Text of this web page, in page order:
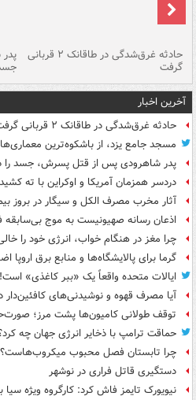
حادثه غرق‌شدگی در طاقانک ۲ قربانی
گرفت
آخرین اخبار
حادثه غرق‌شدگی در طاقانک ۲ قربانی گرفت
مسجد جامع یزد، از باشکوه‌ترین
پدر شاهرودی پس از قتل پسرش، جسد را
دردسر همزمان آمریکا و اوکراین با ته
آثار مخرب مصرف الکل و سیگار در بروز
اذعان رسانه صهیونیست به موج بی‌سابقه
چرا مغز در هنگام خواب، انرژی خود را
گرما برای پالایشگاه‌ها و منابع برق اروپا
ایالات متحده واقعاً یک «ببر کاغذی» است!
آیا مصرف قهوه و نوشیدنی‌های کافئین‌دار
توقف طولانی کامیون‌ها پشت مرز؛
حماقت ترامپ با ذخایر انرژی جهان چه
چرا تابستان فصل محبوب میکروب‌هاست؟
دستگیری قاتل فراری در نوشهر
نیویورک تایمز فاش کرد: کارگروه ویژه سیا